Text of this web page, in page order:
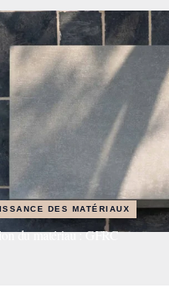
DES MATÉRIAUX
du matériau : GFRC